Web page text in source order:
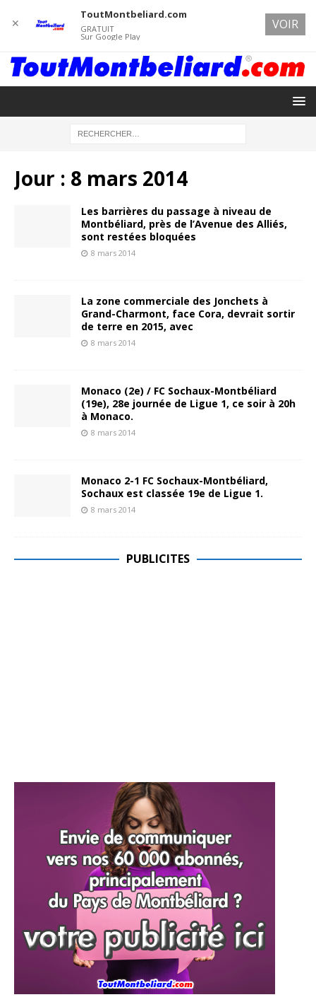
Jour : 8 mars 2014
Les barrières du passage à niveau de
Montbéliard, près de l’Avenue des Alliés,
sont restées bloquées
8 mars 2014
La zone commerciale des Jonchets à
Grand-Charmont, face Cora, devrait sortir
de terre en 2015, avec
8 mars 2014
Monaco (2e) / FC Sochaux-Montbéliard
(19e), 28e journée de Ligue 1, ce soir à 20h
à Monaco.
8 mars 2014
Monaco 2-1 FC Sochaux-Montbéliard,
Sochaux est classée 19e de Ligue 1.
8 mars 2014
PUBLICITES
✕
ToutMontbeliard.com
GRATUIT
Sur Google Play
VOIR